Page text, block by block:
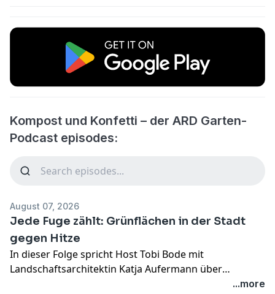
Kompost und Konfetti – der ARD Garten-
Podcast episodes:
August 07, 2026
Jede Fuge zählt: Grünflächen in der Stadt
gegen Hitze
In dieser Folge spricht Host Tobi Bode mit
Landschaftsarchitektin Katja Aufermann über
Stadtgrün als wertvollen Lebensraum. Sie erklärt, wie
...more